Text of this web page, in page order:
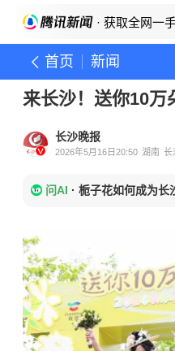
· 获取全网一
首页 新闻
来长沙！送你10万
长沙晚报
2026年5月16日20:50 湖南 长
问AI · 栀子花如何成为长